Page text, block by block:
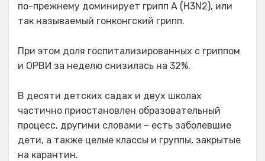
по-прежнему доминирует грипп А (H3N2), или
так называемый гонконгский грипп.
При этом доля госпитализированных с гриппом
и ОРВИ за неделю снизилась на 32%.
В десяти детских садах и двух школах
частично приостановлен образовательный
процесс, другими словами – есть заболевшие
дети, а также целые классы и группы, закрытые
на карантин.